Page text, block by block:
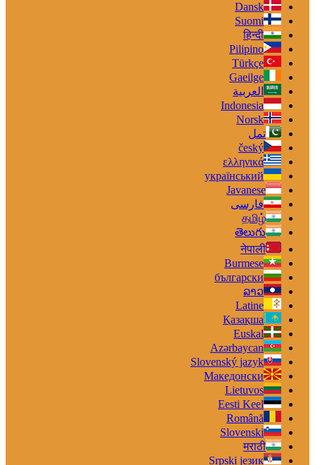
Dansk
Suomi
हिन्दी
Pilipino
Türkçe
Gaeilge
العربية
Indonesia
Norsk‎
تمل
český
ελληνικά
український
Javanese
فارسی
தமிழ்
తెలుగు
नेपाली
Burmese
български
ລາວ
Latine
Қазақша
Euskal
Azərbaycan
Slovenský jazyk
Македонски
Lietuvos
Eesti Keel
Română
Slovenski
मराठी
Srpski језик